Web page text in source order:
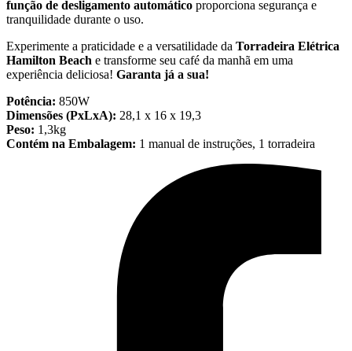
função de desligamento automático proporciona segurança e
tranquilidade durante o uso.
Experimente a praticidade e a versatilidade da Torradeira Elétrica
Hamilton Beach e transforme seu café da manhã em uma
experiência deliciosa! Garanta já a sua!
Potência: 850W
Dimensões (PxLxA): 28,1 x 16 x 19,3
Peso: 1,3kg
Contém na Embalagem: 1 manual de instruções, 1 torradeira